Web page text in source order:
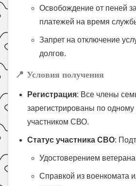
Освобождение от пеней
платежей на время
Запрет на отключение
долгов.
📍Условия получения
Регистрация: Все члены
зарегистрированы по одному
участником СВО.
Статус участника СВО:
Удостоверением
Справкой из военкомата